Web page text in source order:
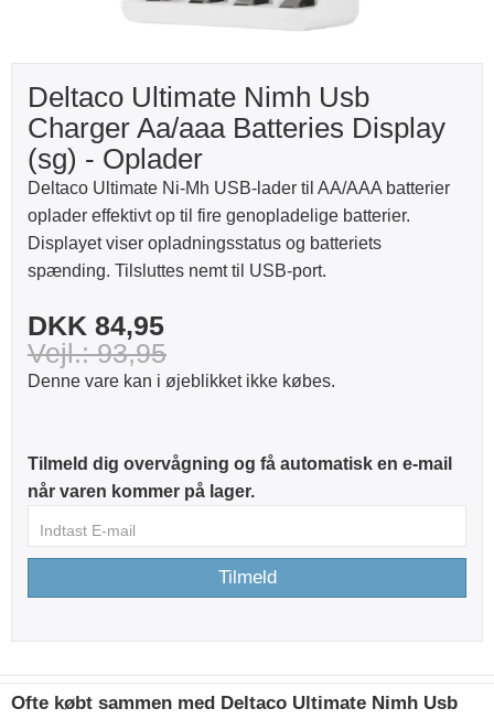
Deltaco Ultimate Nimh Usb
Charger Aa/aaa Batteries Display
(sg) - Oplader
Deltaco Ultimate Ni-Mh USB-lader til AA/AAA batterier
oplader effektivt op til fire genopladelige batterier.
Displayet viser opladningsstatus og batteriets
spænding. Tilsluttes nemt til USB-port.
DKK 84,95
Vejl.: 93,95
Denne vare kan i øjeblikket ikke købes.
Tilmeld dig overvågning og få automatisk en e-mail
når varen kommer på lager.
Tilmeld
Ofte købt sammen med Deltaco Ultimate Nimh Usb